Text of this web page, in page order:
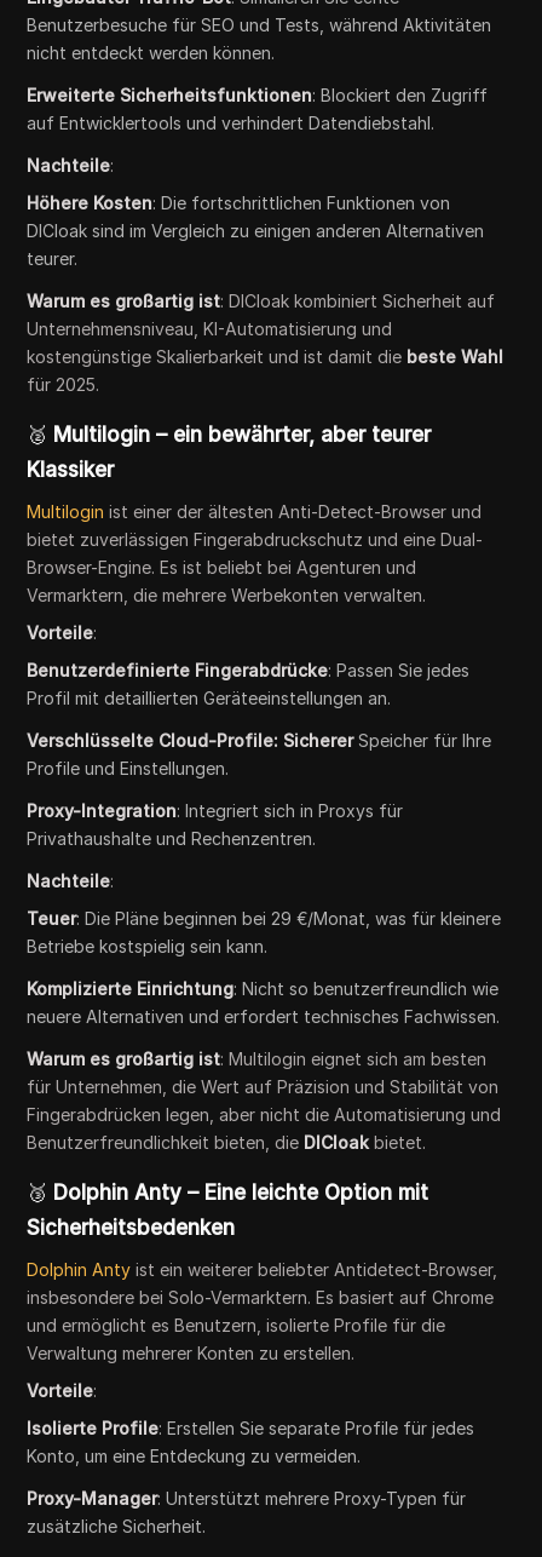
Benutzerbesuche für SEO und Tests, während Aktivitäten
nicht entdeckt werden können.
Erweiterte Sicherheitsfunktionen: Blockiert den Zugriff
auf Entwicklertools und verhindert Datendiebstahl.
Nachteile:
Höhere Kosten: Die fortschrittlichen Funktionen von
DICloak sind im Vergleich zu einigen anderen Alternativen
teurer.
Warum es großartig ist: DICloak kombiniert Sicherheit auf
Unternehmensniveau, KI-Automatisierung und
kostengünstige Skalierbarkeit und ist damit die beste Wahl
für 2025.
🥈 Multilogin – ein bewährter, aber teurer
Klassiker
Multilogin ist einer der ältesten Anti-Detect-Browser und
bietet zuverlässigen Fingerabdruckschutz und eine Dual-
Browser-Engine. Es ist beliebt bei Agenturen und
Vermarktern, die mehrere Werbekonten verwalten.
Vorteile:
Benutzerdefinierte Fingerabdrücke: Passen Sie jedes
Profil mit detaillierten Geräteeinstellungen an.
Verschlüsselte Cloud-Profile: SichererSpeicher für Ihre
Profile und Einstellungen.
Proxy-Integration: Integriert sich in Proxys für
Privathaushalte und Rechenzentren.
Nachteile:
Teuer: Die Pläne beginnen bei 29 €/Monat, was für kleinere
Betriebe kostspielig sein kann.
Komplizierte Einrichtung: Nicht so benutzerfreundlich wie
neuere Alternativen und erfordert technisches Fachwissen.
Warum es großartig ist: Multilogin eignet sich am besten
für Unternehmen, die Wert auf Präzision und Stabilität von
Fingerabdrücken legen, aber nicht die Automatisierung und
Benutzerfreundlichkeit bieten, die DICloak bietet.
🥉 Dolphin Anty – Eine leichte Option mit
Sicherheitsbedenken
Dolphin Anty ist ein weiterer beliebter Antidetect-Browser,
insbesondere bei Solo-Vermarktern. Es basiert auf Chrome
und ermöglicht es Benutzern, isolierte Profile für die
Verwaltung mehrerer Konten zu erstellen.
Vorteile:
Isolierte Profile: Erstellen Sie separate Profile für jedes
Konto, um eine Entdeckung zu vermeiden.
Proxy-Manager: Unterstützt mehrere Proxy-Typen für
zusätzliche Sicherheit.